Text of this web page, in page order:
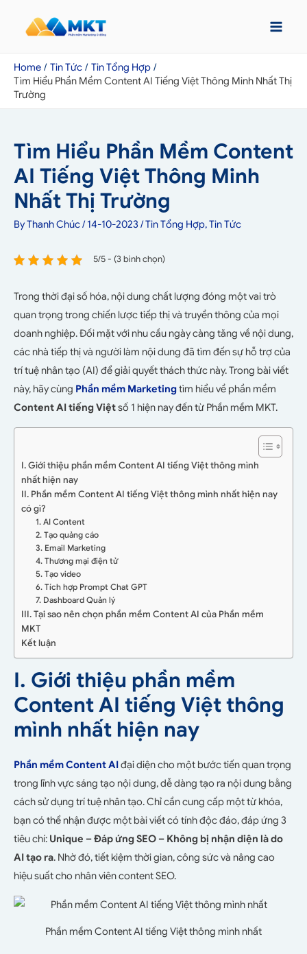
Home Tin Tức
Tin Tổng Hợp
Tìm Hiểu Phần Mềm Content AI Tiếng Việt Thông Minh Nhất Thị
Trường
Tìm Hiểu Phần Mềm Content
AI Tiếng Việt Thông Minh
Nhất Thị Trường
ByThanh Chúc/14-10-2023 /Tin Tổng Hợp,Tin Tức
5/5 - (3 bình chọn)
Trong thời đại số hóa, nội dung chất lượng đóng một vai trò
quan trọng trong chiến lược tiếp thị và truyền thông của mọi
doanh nghiệp. Đối mặt với nhu cầu ngày càng tăng về nội dung,
các nhà tiếp thị và người làm nội dung đã tìm đến sự hỗ trợ của
trí tuệ nhân tạo (AI) để giải quyết thách thức này. Trong bài viết
này, hãy cùng Phần mềm Marketingtìm hiểu về phần mềm
Content AI tiếng Việtsố 1 hiện nay đến từ Phần mềm MKT.
I. Giới thiệu phần mềm Content AI tiếng Việt thông mình
nhất hiện nay
II. Phần mềm Content AI tiếng Việt thông mình nhất hiện nay
có gì?
1. AI Content
2. Tạo quảng cáo
3. Email Marketing
4. Thương mại điện tử
5. Tạo video
6. Tích hợp Prompt Chat GPT
7. Dashboard Quản lý
III. Tại sao nên chọn phần mềm Content AI của Phần mềm
MKT
Kết luận
I. Giới thiệu phần mềm
Content AI tiếng Việt thông
mình nhất hiện nay
Phần mềm Content AI đại diện cho một bước tiến quan trọng
trong lĩnh vực sáng tạo nội dung, dễ dàng tạo ra nội dung bằng
cách sử dụng trí tuệ nhân tạo. Chỉ cần cung cấp một từ khóa,
bạn có thể nhận được một bài viết có tính độc đáo, đáp ứng 3
tiêu chí: Unique – Đáp ứng SEO – Không bị nhận diện là do
AI tạo ra. Nhờ đó, tiết kiệm thời gian, công sức và nâng cao
hiệu suất cho nhân viên content SEO.
Phần mềm Content AI tiếng Việt thông mình nhất